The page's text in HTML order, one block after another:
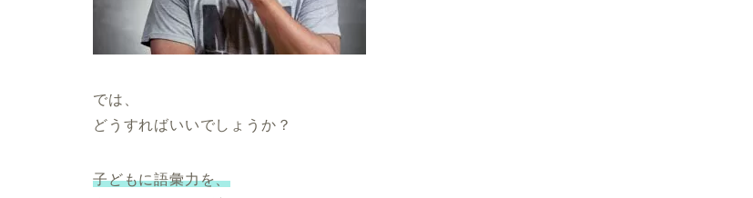
では、
どうすればいいでしょうか？
子どもに語彙力を、